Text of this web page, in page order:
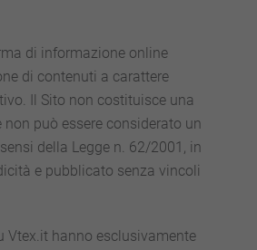
di informazione online
di contenuti a carattere
Il Sito non costituisce una
può essere considerato un
della Legge n. 62/2001, in
e pubblicato senza vincoli
Vtex.it hanno esclusivamente